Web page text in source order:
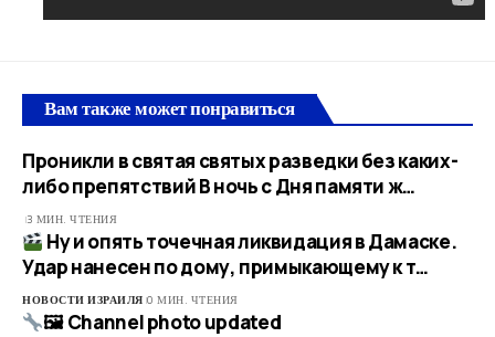
Вам также может понравиться
Проникли в святая святых разведки без каких-
либо препятствий В ночь с Дня памяти ж…
3 МИН. ЧТЕНИЯ
Ну и опять точечная ликвидация в Дамаске.
Удар нанесен по дому, примыкающему к т…
НОВОСТИ ИЗРАИЛЯ 0 МИН. ЧТЕНИЯ
🖼 Channel photo updated